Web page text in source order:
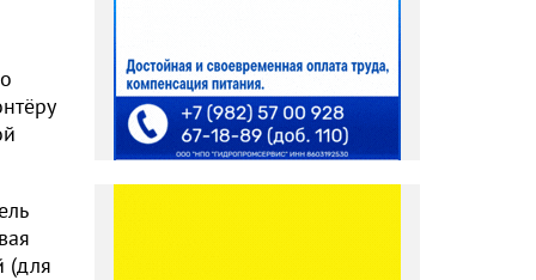
(для